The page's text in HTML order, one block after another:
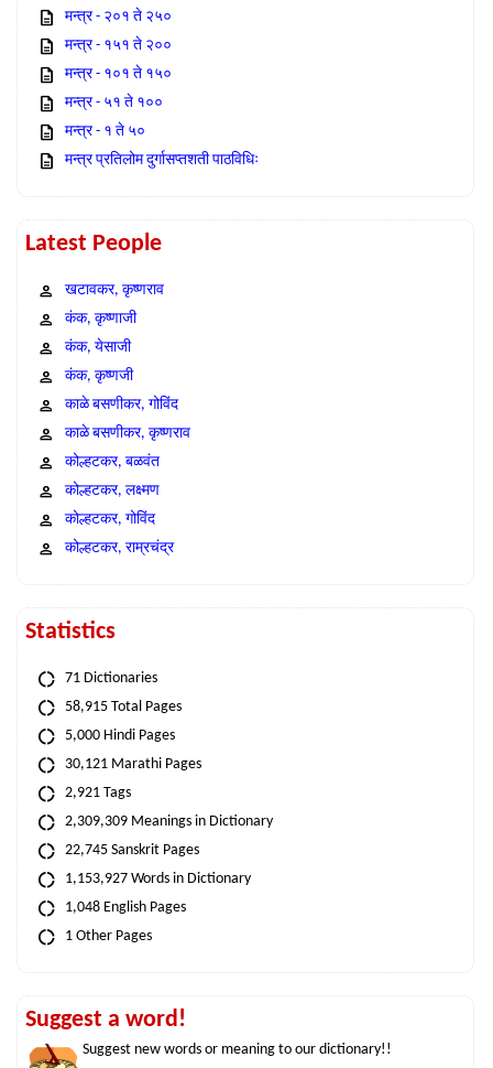
मन्त्र - २०१ ते २५०
मन्त्र - १५१ ते २००
मन्त्र - १०१ ते १५०
मन्त्र - ५१ ते १००
मन्त्र - १ ते ५०
मन्त्र प्रतिलोम दुर्गासप्तशती पाठविधिः
Latest People
खटावकर, कृष्णराव
कंक, कृष्णाजी
कंक, येसाजी
कंक, कृष्णजी
काळे बसणीकर, गोविंद
काळे बसणीकर, कृष्णराव
कोल्हटकर, बळवंत
कोल्हटकर, लक्ष्मण
कोल्हटकर, गोविंद
कोल्हटकर, राम्रचंद्र
Statistics
71 Dictionaries
58,915 Total Pages
5,000 Hindi Pages
30,121 Marathi Pages
2,921 Tags
2,309,309 Meanings in Dictionary
22,745 Sanskrit Pages
1,153,927 Words in Dictionary
1,048 English Pages
1 Other Pages
Suggest a word!
Suggest new words or meaning to our dictionary!!